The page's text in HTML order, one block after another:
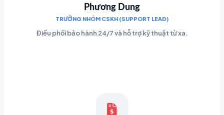
Phương Dung
TRƯỞNG NHÓM CSKH (SUPPORT LEAD)
Điều phối bảo hành 24/7 và hỗ trợ kỹ thuật từ xa.